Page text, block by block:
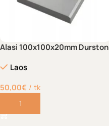
Alasi 100x100x20mm Durston
Laos
50,00€ tk
Lisa korvi